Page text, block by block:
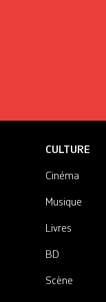
CULTURE
Cinéma
Musique
Livres
BD
Scène